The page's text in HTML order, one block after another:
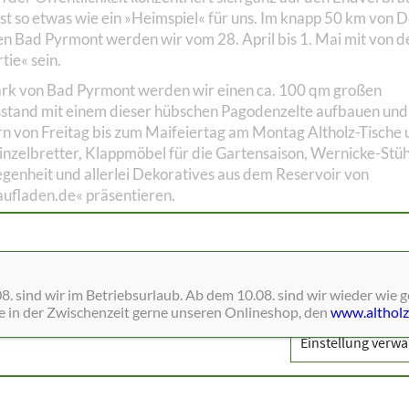
so etwas wie ein »Heimspiel« für uns. Im knapp 50 km von
Bad Pyrmont werden wir vom 28. April bis 1. Mai mit von
sein.
von Bad Pyrmont werden wir einen ca. 100 qm großen
mit einem dieser hübschen Pagodenzelte aufbauen
von Freitag bis zum Maifeiertag am Montag Altholz-Tische
Klappmöbel für die Gartensaison, Wernicke-
und allerlei Dekoratives aus dem Reservoir von
präsentieren.
bekommen Sie auf jeden Fall mit Käufen bei uns
einfach einen Ausdruck des Newsletters mit, die erste
sind wir im Betriebsurlaub. Ab dem 10.08. sind wir wieder wie
in der Zwischenzeit gerne unseren Onlineshop, den
Dienste wie Schriften, Blätterkataloge, Social-Media und
Einstellung